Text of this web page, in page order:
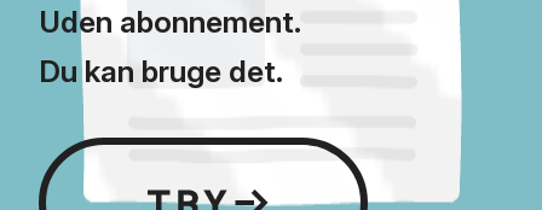
Uden abonnement.
Du kan bruge det.